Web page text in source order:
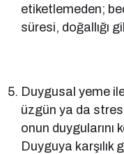
etiketlemeden;
süresi, doğallığı
Duygusal yeme
üzgün ya da
onun duygularını
Duyguya karşılık